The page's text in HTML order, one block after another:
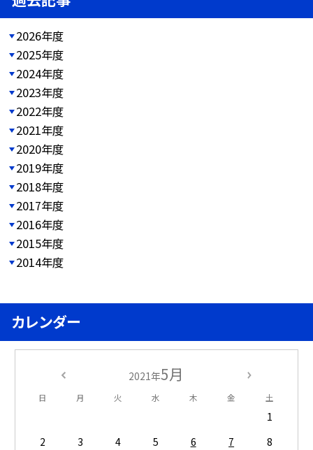
2026年度
2025年度
2024年度
2023年度
2022年度
2021年度
2020年度
2019年度
2018年度
2017年度
2016年度
2015年度
2014年度
カレンダー
2021年5月
日 月 火 水 木 金 土
1
2
3 4 5 6 7
8